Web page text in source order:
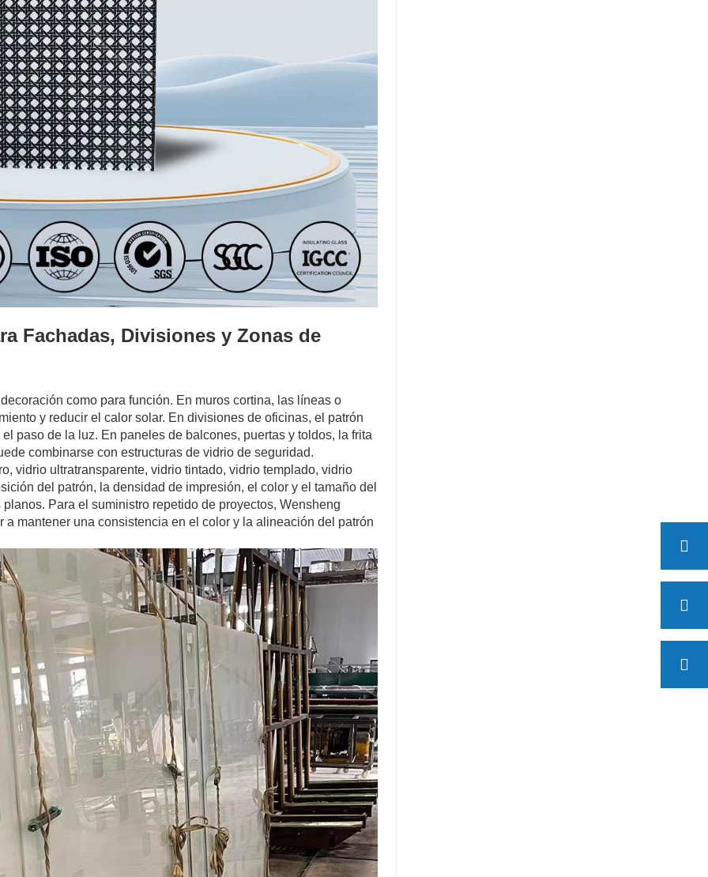
Fachadas, Divisiones y Zonas de
como para función. En muros cortina, las líneas o
y reducir el calor solar. En divisiones de oficinas, el patrón
paso de la luz. En paneles de balcones, puertas y toldos, la frita
combinarse con estructuras de vidrio de seguridad.
vidrio ultratransparente, vidrio tintado, vidrio templado, vidrio
del patrón, la densidad de impresión, el color y el tamaño del
Para el suministro repetido de proyectos, Wensheng
mantener una consistencia en el color y la alineación del patrón